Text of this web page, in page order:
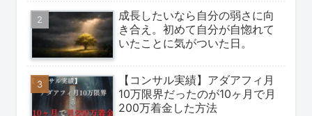
成長したいなら自分の弱さに向
き合え。初めて自分が自惚れて
いたことに気がついた日。
【コンサル実績】アダアフィ月
10万限界だったのが10ヶ月で月
200万着金した方法